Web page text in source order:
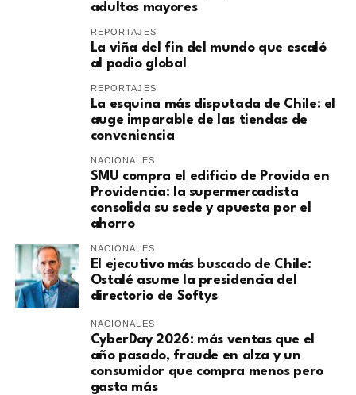
adultos mayores
REPORTAJES
La viña del fin del mundo que escaló
al podio global
REPORTAJES
La esquina más disputada de Chile: el
auge imparable de las tiendas de
conveniencia
NACIONALES
SMU compra el edificio de Provida en
Providencia: la supermercadista
consolida su sede y apuesta por el
ahorro
NACIONALES
El ejecutivo más buscado de Chile:
Ostalé asume la presidencia del
directorio de Softys
NACIONALES
CyberDay 2026: más ventas que el
año pasado, fraude en alza y un
consumidor que compra menos pero
gasta más